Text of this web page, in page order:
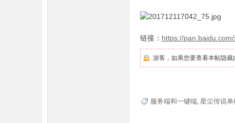
链接： https://
游客，如果您要查看本帖隐藏
服务端和一键端, 星尘传说